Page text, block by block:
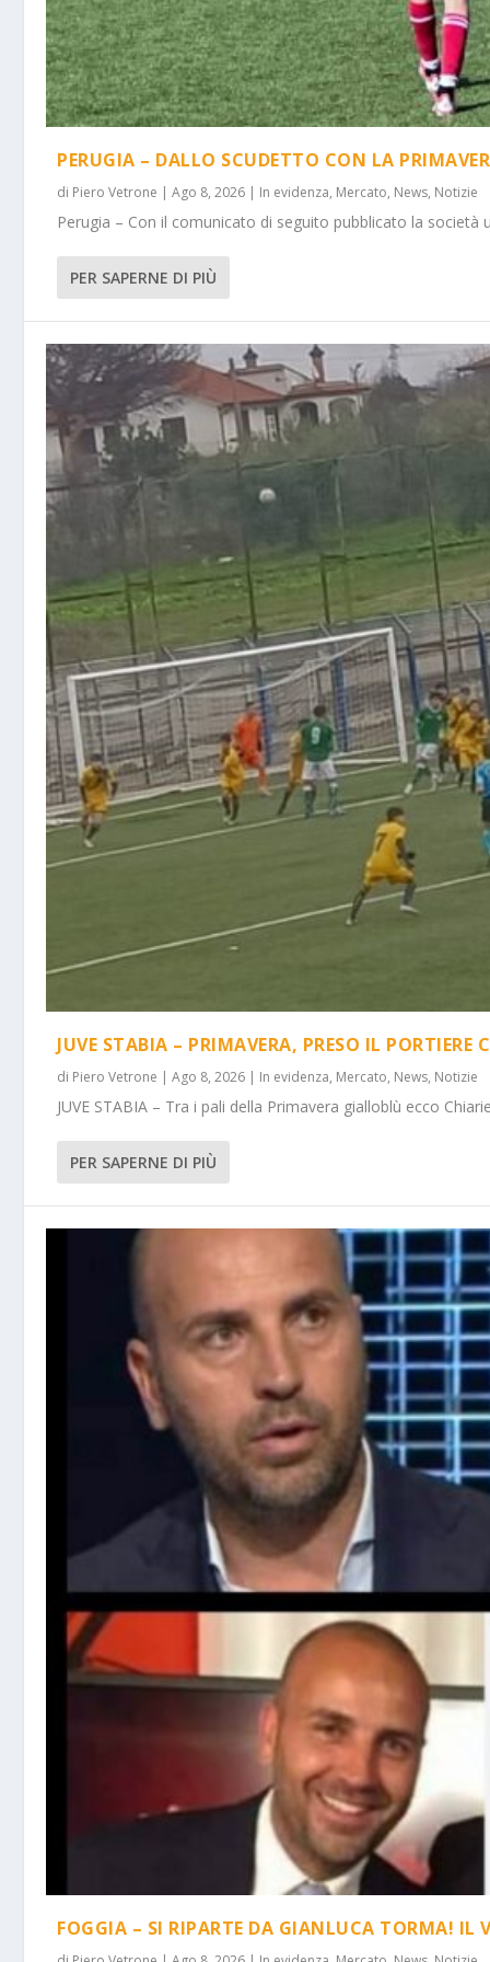
PERUGIA – DALLO SCUDETTO CON LA
di Piero Vetrone |Ago 8, 2026 | In evidenza, Mercato, News, Notizie
Perugia – Con il comunicato di seguito pubblicato la società
PER SAPERNE DI PIÙ
JUVE STABIA – PRIMAVERA, PRESO IL PORTIERE
di Piero Vetrone |Ago 8, 2026 | In evidenza, Mercato, News, Notizie
JUVE STABIA – Tra i pali della Primavera gialloblù ecco
PER SAPERNE DI PIÙ
FOGGIA – SI RIPARTE DA GIANLUCA TORMA! IL